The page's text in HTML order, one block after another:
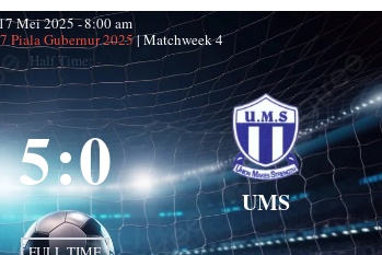
Mei 2025-8:00 am
Piala Gubernur 2025| Matchweek 4
Half Time: -
5:0 UMS